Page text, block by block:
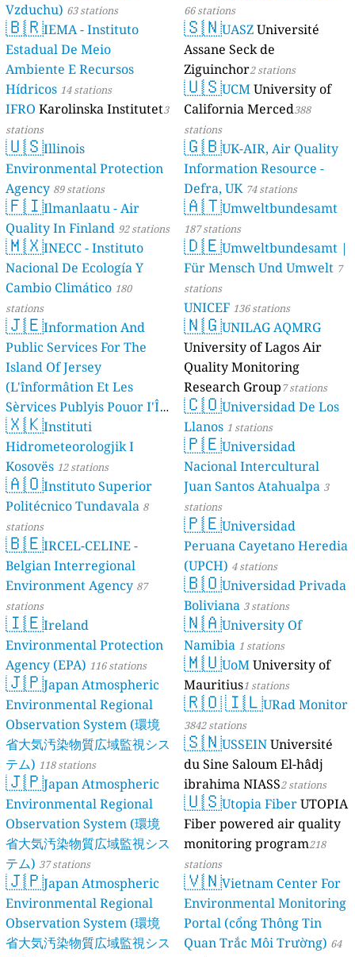
Vzduchu) 63 stations
🇧🇷IEMA - Instituto
Estadual De Meio
Ambiente E Recursos
Hídricos 14 stations
IFRO Karolinska Institutet3
stations
🇺🇸Illinois
Environmental Protection
Agency 89 stations
🇫🇮Ilmanlaatu - Air
Quality In Finland 92 stations
🇲🇽INECC - Instituto
Nacional De Ecología Y
Cambio Climático 180
stations
🇯🇪Information And
Public Services For The
Island Of Jersey
(L'înformâtion Et Les
Sèrvices Publyis Pouor I'Île
Dé Jèrri) 2 stations
🇽🇰Instituti
Hidrometeorologjik I
Kosovës 12 stations
🇦🇴Instituto Superior
Politécnico Tundavala 8
stations
🇧🇪IRCEL-CELINE -
Belgian Interregional
Environment Agency 87
stations
🇮🇪Ireland
Environmental Protection
Agency (EPA) 116 stations
🇯🇵Japan Atmospheric
Environmental Regional
Observation System (環境
省大気汚染物質広域監視シス
テム) 118 stations
🇯🇵Japan Atmospheric
Environmental Regional
Observation System (環境
省大気汚染物質広域監視シス
テム) 37 stations
🇯🇵Japan Atmospheric
Environmental Regional
Observation System (環境
省大気汚染物質広域監視シス
66 stations
🇸🇳UASZUniversité
Assane Seck de
Ziguinchor2 stations
🇺🇸UCMUniversity of
California Merced388
stations
🇬🇧UK-AIR, Air Quality
Information Resource -
Defra, UK 74 stations
🇦🇹Umweltbundesamt
187 stations
🇩🇪Umweltbundesamt |
Für Mensch Und Umwelt 7
stations
UNICEF 136 stations
🇳🇬UNILAG AQMRG
University of Lagos Air
Quality Monitoring
Research Group7 stations
🇨🇴Universidad De Los
Llanos 1 stations
🇵🇪Universidad
Nacional Intercultural
Juan Santos Atahualpa 3
stations
🇵🇪Universidad
Peruana Cayetano Heredia
(UPCH) 4 stations
🇧🇴Universidad Privada
Boliviana 3 stations
🇳🇦University Of
Namibia 1 stations
🇲🇺UoMUniversity of
Mauritius1 stations
🇷🇴🇮🇱URad Monitor
3842 stations
🇸🇳USSEINUniversité
du Sine Saloum El-hâdj
ibrahima NIASS2 stations
🇺🇸Utopia FiberUTOPIA
Fiber powered air quality
monitoring program218
stations
🇻🇳Vietnam Center For
Environmental Monitoring
Portal (cổng Thông Tin
Quan Trắc Môi Trường) 64